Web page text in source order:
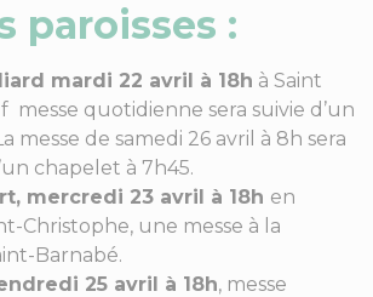
paroisses :
mardi 22 avril à 18h à Saint
messe quotidienne sera suivie d’un
messe de samedi 26 avril à 8h sera
chapelet à 7h45.
mercredi 23 avril à 18h en
Christophe, une messe à la
Barnabé.
25 avril à 18h, messe